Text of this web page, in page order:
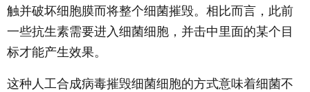
触并破坏细胞膜而将整个细菌摧毁。相比而言，此前
一些抗生素需要进入细菌细胞，并击中里面的某个目
标才能产生效果。
这种人工合成病毒摧毁细菌细胞的方式意味着细菌不